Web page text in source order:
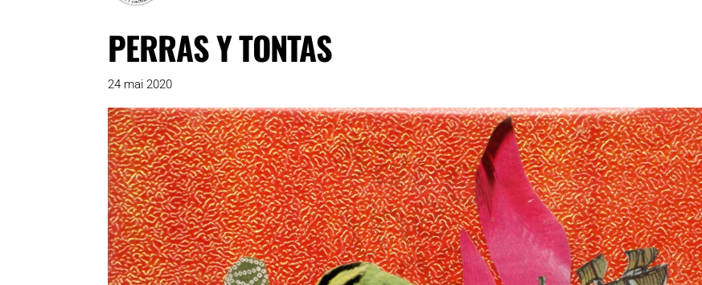
PERRAS Y TONTAS
24 mai 2020